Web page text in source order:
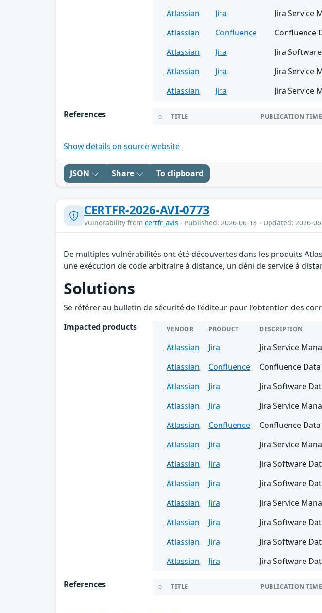
Atlassian
Jira
Jira Service
Atlassian
Confluence
Confluence
Atlassian
Jira
Jira
Atlassian
Jira
Jira Service
Atlassian
Jira Jira Service
References TITLE PUBLICATION TIME
Show details on source website
JSON Share To clipboard
CERTFR-2026-AVI-0773
Vulnerability from certfr_avis - Published: 2026-06-18 - Updated: 2026-
De multiples vulnérabilités ont été découvertes dans les produits
une exécution de code arbitraire à distance, un déni de service à
Solutions
Se référer au bulletin de sécurité de l'éditeur pour l'obtention des
Impacted products
VENDOR PRODUCT DESCRIPTION
Atlassian Jira
Jira Service
Atlassian
Confluence
Confluence
Atlassian
Jira
Jira Software
Atlassian
Jira
Jira Service
Atlassian
Confluence
Confluence
Atlassian
Jira
Jira Service
Atlassian
Jira
Jira Software
Atlassian
Jira
Jira Software
Atlassian
Jira
Jira Service
Atlassian
Jira
Jira Software
Atlassian
Jira
Jira Software
Atlassian
Jira Jira Software
References TITLE PUBLICATION TIME